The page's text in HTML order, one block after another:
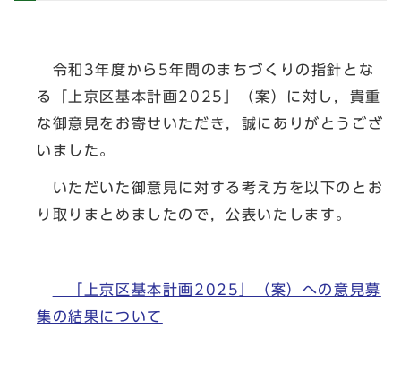
令和3年度から5年間のまちづくりの指針とな
る「上京区基本計画2025」（案）に対し，貴重
な御意見をお寄せいただき，誠にありがとうござ
いました。
いただいた御意見に対する考え方を以下のとお
り取りまとめましたので，公表いたします。
「上京区基本計画2025」（案）への意見募
集の結果について